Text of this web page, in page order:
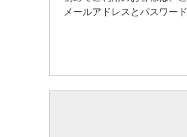
メールアドレスとパスワー